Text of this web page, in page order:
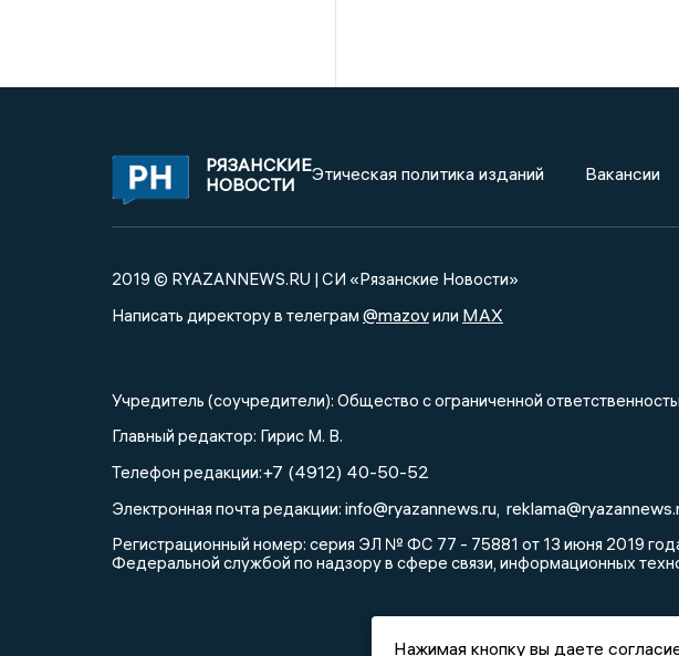
РЯЗАНСКИЕ
НОВОСТИ
Этическая политика изданий Вакансии
2019 © RYAZANNEWS.RU | СИ «Рязанские Новости»
Написать директору в телеграм @mazovили MAX
Учредитель (соучредители): Общество с ограниченной
Главный редактор: Гирис М. В.
Телефон редакции:+7 (4912) 40-50-52
Электронная почта редакции: info@ryazannews.ru
Регистрационный номер: серия ЭЛ № ФС 77 - 75881 от 13 июня 2019
Федеральной службой по надзору в сфере связи, информационных
Нажимая кнопку вы даете